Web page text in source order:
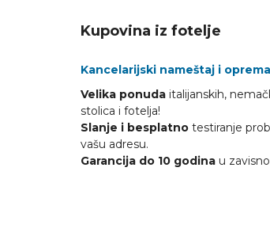
Kupovina iz fotelje
Kancelarijski nameštaj i
Velika ponuda italijanskih,
stolica i fotelja!
Slanje i besplatno testiranje
vašu adresu.
Garancija do 10 godina u